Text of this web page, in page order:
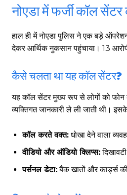
नोएडा में फर्जी कॉल सेंटर
हाल ही में नोएडा पुलिस ने एक बड़े
देकर आर्थिक नुकसान पहुंचाया। 13
कैसे चलता था यह कॉल सेंटर?
यह कॉल सेंटर मुख्य रूप से लोगों को
व्यक्तिगत जानकारी ले ली जाती थी।
कॉल करते वक्त: धोखा देने वाला
वीडियो और ऑडियो क्लिप्स:
पर्सनल डेटा:बैंक खातों और कार्ड्स की